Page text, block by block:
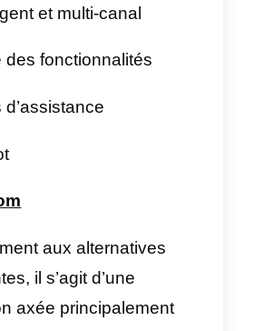
dispose d’un chatbot
7, et qui fournit des
automatiques,
d’un outil très efficace
entreprises dont le flux